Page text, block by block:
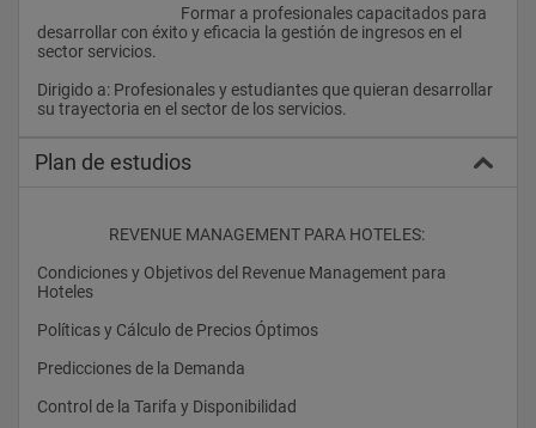
desarrollar con éxito y eficacia la gestión de ingresos en el
sector servicios.
Dirigido a: Profesionales y estudiantes que quieran desarrollar
Plan de estudios
                    REVENUE MANAGEMENT PARA HOTELES:
Condiciones y Objetivos del Revenue Management para
Hoteles
Políticas y Cálculo de Precios Óptimos
Predicciones de la Demanda
Control de la Tarifa y Disponibilidad